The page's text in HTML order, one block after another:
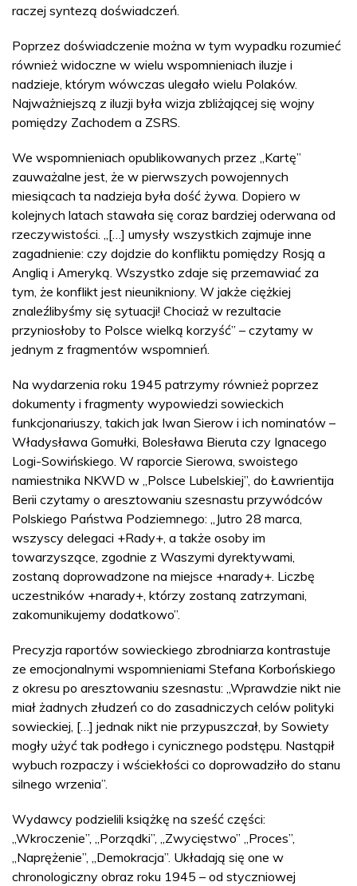
raczej syntezą doświadczeń.
Poprzez doświadczenie można w tym wypadku rozumieć
również widoczne w wielu wspomnieniach iluzje i
nadzieje, którym wówczas ulegało wielu Polaków.
Najważniejszą z iluzji była wizja zbliżającej się wojny
pomiędzy Zachodem a ZSRS.
We wspomnieniach opublikowanych przez „Kartę”
zauważalne jest, że w pierwszych powojennych
miesiącach ta nadzieja była dość żywa. Dopiero w
kolejnych latach stawała się coraz bardziej oderwana od
rzeczywistości. „[…] umysły wszystkich zajmuje inne
zagadnienie: czy dojdzie do konfliktu pomiędzy Rosją a
Anglią i Ameryką. Wszystko zdaje się przemawiać za
tym, że konflikt jest nieunikniony. W jakże ciężkiej
znaleźlibyśmy się sytuacji! Chociaż w rezultacie
przyniosłoby to Polsce wielką korzyść” – czytamy w
jednym z fragmentów wspomnień.
Na wydarzenia roku 1945 patrzymy również poprzez
dokumenty i fragmenty wypowiedzi sowieckich
funkcjonariuszy, takich jak Iwan Sierow i ich nominatów –
Władysława Gomułki, Bolesława Bieruta czy Ignacego
Logi-Sowińskiego. W raporcie Sierowa, swoistego
namiestnika NKWD w „Polsce Lubelskiej”, do Ławrientija
Berii czytamy o aresztowaniu szesnastu przywódców
Polskiego Państwa Podziemnego: „Jutro 28 marca,
wszyscy delegaci +Rady+, a także osoby im
towarzyszące, zgodnie z Waszymi dyrektywami,
zostaną doprowadzone na miejsce +narady+. Liczbę
uczestników +narady+, którzy zostaną zatrzymani,
zakomunikujemy dodatkowo”.
Precyzja raportów sowieckiego zbrodniarza kontrastuje
ze emocjonalnymi wspomnieniami Stefana Korbońskiego
z okresu po aresztowaniu szesnastu: „Wprawdzie nikt nie
miał żadnych złudzeń co do zasadniczych celów polityki
sowieckiej, […] jednak nikt nie przypuszczał, by Sowiety
mogły użyć tak podłego i cynicznego podstępu. Nastąpił
wybuch rozpaczy i wściekłości co doprowadziło do stanu
silnego wrzenia”.
Wydawcy podzielili książkę na sześć części:
„Wkroczenie”, „Porządki”, „Zwycięstwo” „Proces”,
„Naprężenie”, „Demokracja”. Układają się one w
chronologiczny obraz roku 1945 – od styczniowej